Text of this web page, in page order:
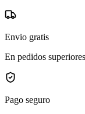
Envio gratis
En pedidos
Pago seguro